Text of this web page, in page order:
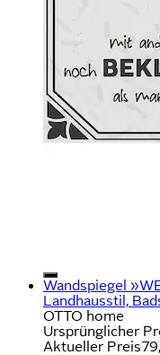
Wandspiegel
Landhausstil,
OTTO home
Ursprünglicher
Aktueller Preis